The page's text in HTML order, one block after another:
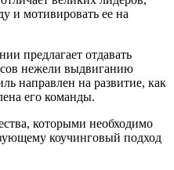
и мотивировать ее на
предлагает отдавать
нежели выдвиганию
направлен на развитие, как
его команды.
которыми необходимо
коучинговый подход